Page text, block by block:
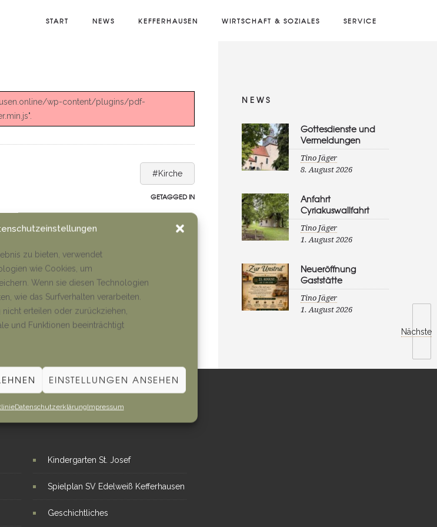
zu bieten, verwendet
wie Cookies, um
Wenn sie diesen Technologien
wie das Surfverhalten verarbeiten.
erteilen oder zurückziehen,
und Funktionen beeinträchtigt
EINSTELLUNGEN ANSEHEN
DatenschutzerklärungImpressum
START NEWS KEFFERHAUSEN WIRTSCHAFT & SOZIALES SERVICE
Nächste
wp-content/plugins/pdf-
#Kirche
GETAGGED IN
NEWS
Gottesdienste und
Vermeldungen
Tino Jäger
8. August 2026
Anfahrt
Cyriakuswallfahrt
Tino Jäger
1. August 2026
Neueröffnung
Gaststätte
Tino Jäger
1. August 2026
Kindergarten St. Josef
Spielplan SV Edelweiß Kefferhausen
Geschichtliches